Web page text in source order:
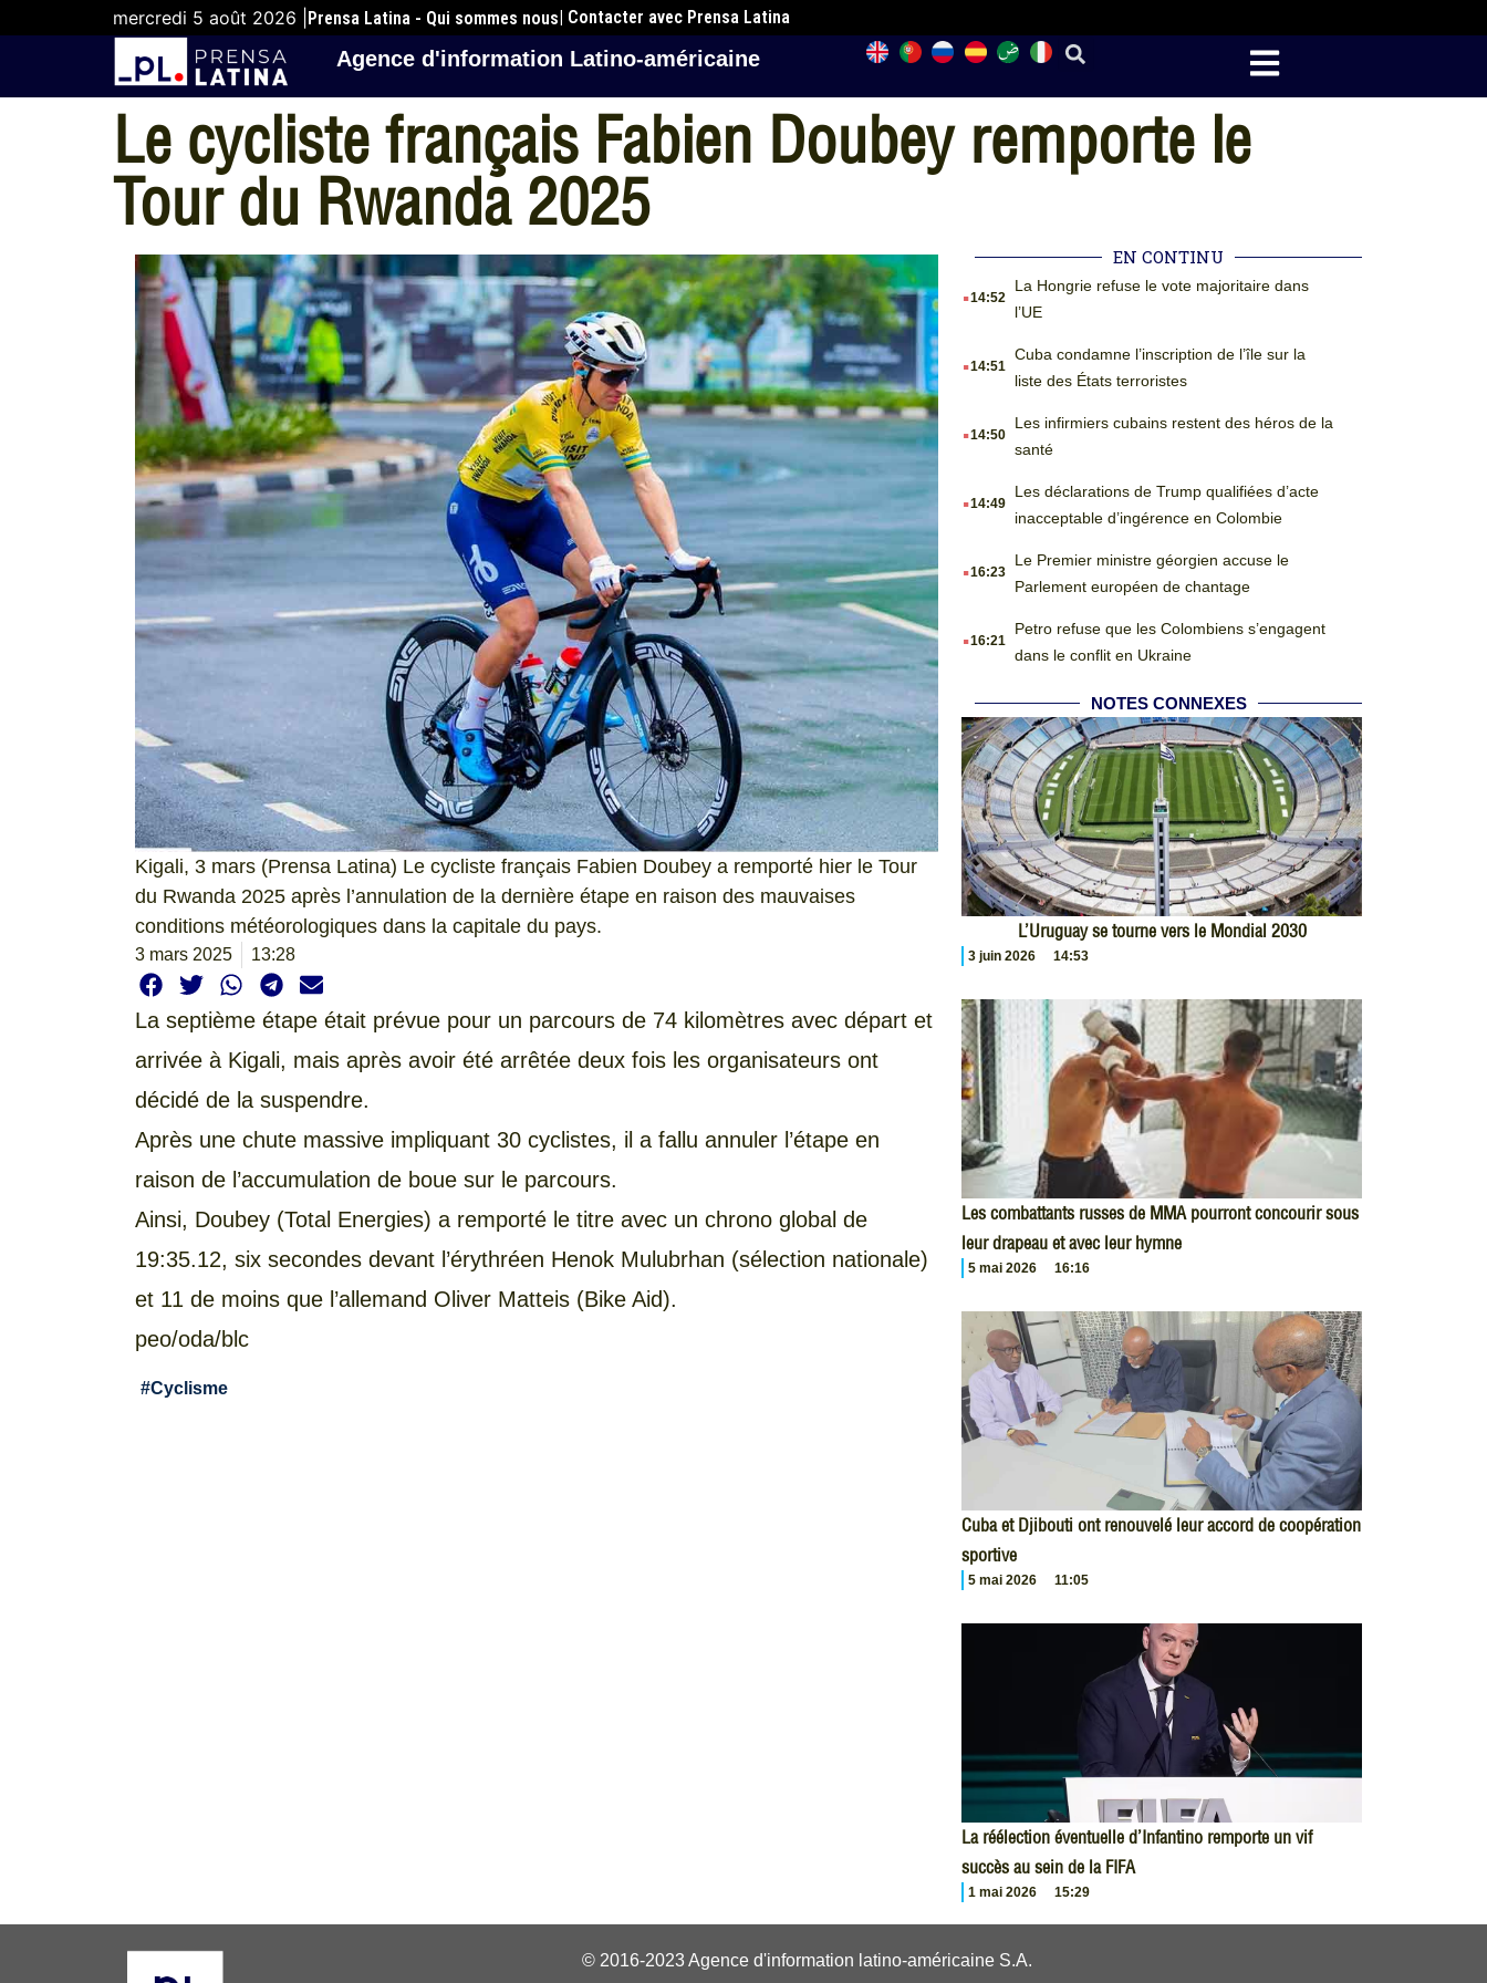
mercredi 5 août 2026 | Prensa Latina - Qui sommes nous| Contacter avec Prensa Latina
Agence d'information Latino-américaine
Le cycliste français Fabien Doubey remporte le
Tour du Rwanda 2025
Kigali, 3 mars (Prensa Latina) Le cycliste français Fabien Doubey a remporté hier le Tour
du Rwanda 2025 après l’annulation de la dernière étape en raison des mauvaises
conditions météorologiques dans la capitale du pays.
3 mars 2025 13:28
La septième étape était prévue pour un parcours de 74 kilomètres avec départ et
arrivée à Kigali, mais après avoir été arrêtée deux fois les organisateurs ont
décidé de la suspendre.
Après une chute massive impliquant 30 cyclistes, il a fallu annuler l’étape en
raison de l’accumulation de boue sur le parcours.
Ainsi, Doubey (Total Energies) a remporté le titre avec un chrono global de
19:35.12, six secondes devant l’érythréen Henok Mulubrhan (sélection nationale)
et 11 de moins que l’allemand Oliver Matteis (Bike Aid).
peo/oda/blc
#Cyclisme
EN CONTINU
.14:52
La Hongrie refuse le vote majoritaire dans
l’UE
.14:51
Cuba condamne l’inscription de l’île sur la
liste des États terroristes
.14:50
Les infirmiers cubains restent des héros de la
santé
.14:49
Les déclarations de Trump qualifiées d’acte
inacceptable d’ingérence en Colombie
.16:23
Le Premier ministre géorgien accuse le
Parlement européen de chantage
.16:21
Petro refuse que les Colombiens s’engagent
dans le conflit en Ukraine
NOTES CONNEXES
L’Uruguay se tourne vers le Mondial 2030
3 juin 2026 14:53
Les combattants russes de MMA pourront concourir sous
leur drapeau et avec leur hymne
5 mai 2026 16:16
Cuba et Djibouti ont renouvelé leur accord de coopération
sportive
5 mai 2026 11:05
La réélection éventuelle d’Infantino remporte un vif
succès au sein de la FIFA
1 mai 2026 15:29
© 2016-2023 Agence d'information latino-américaine S.A.